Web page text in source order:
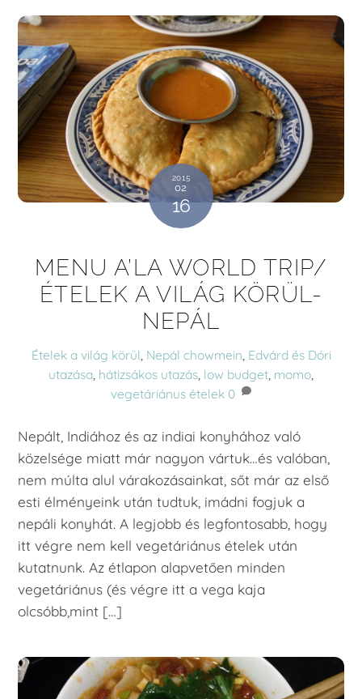
2015
02
16
MENU A’LA WORLD TRIP/
ÉTELEK A VILÁG KÖRÜL-
NEPÁL
Ételek a világ körül, Nepál chowmein, Edvárd és Dóri
utazása, hátizsákos utazás, low budget, momo,
vegetáriánus ételek 0
Nepált, Indiához és az indiai konyhához való
közelsége miatt már nagyon vártuk…és valóban,
nem múlta alul várakozásainkat, sőt már az első
esti élményeink után tudtuk, imádni fogjuk a
nepáli konyhát. A legjobb és legfontosabb, hogy
itt végre nem kell vegetáriánus ételek után
kutatnunk. Az étlapon alapvetően minden
vegetáriánus (és végre itt a vega kaja
olcsóbb,mint […]